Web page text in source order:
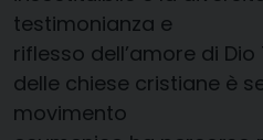
testimonianza e
riflesso dell’amore di
delle chiese cristiane è
movimento